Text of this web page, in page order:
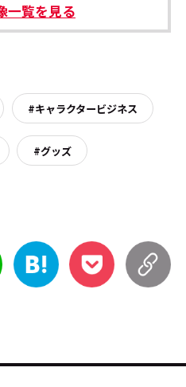
一覧を見る
#キャラクタービジネス
#グッズ